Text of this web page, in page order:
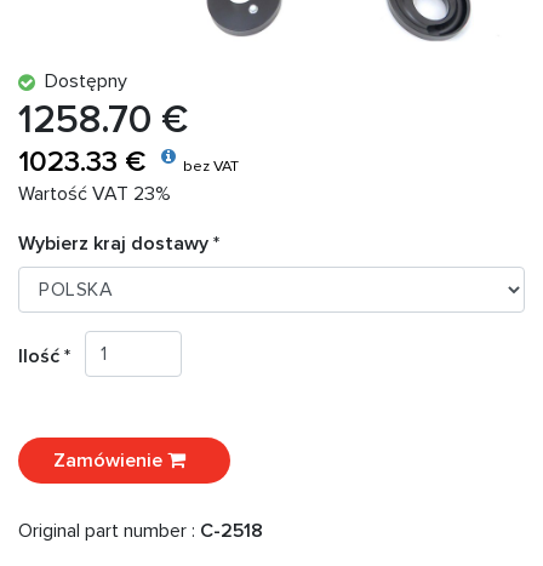
Dostępny
1258.70 €
1023.33 € bez VAT
Wartość VAT 23%
Wybierz kraj dostawy *
Ilość *
Zamówienie
Original part number : C-2518